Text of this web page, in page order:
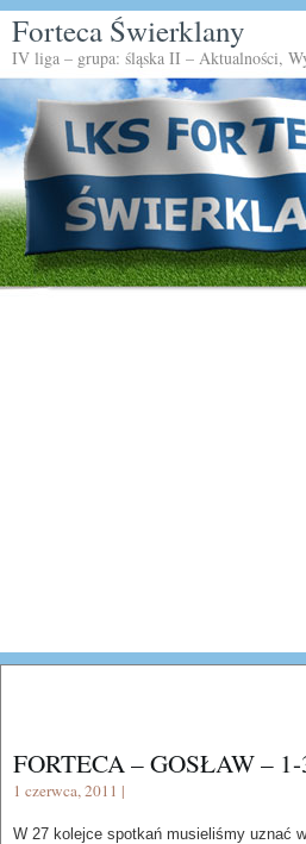
Forteca Świerklany
IV liga – grupa: śląska II – Aktualności,
FORTECA – GOSŁAW –
1 czerwca, 2011 |
W 27 kolejce spotkań musieliśmy uznać